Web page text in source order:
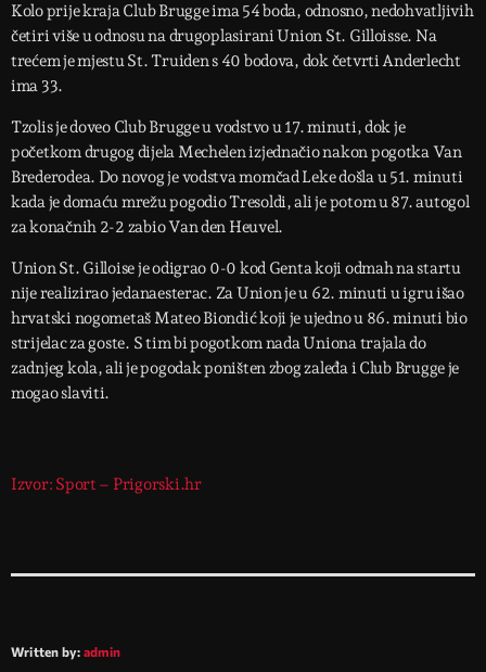
Kolo prije kraja Club Brugge ima 54 boda, odnosno, nedohvatljivih
četiri više u odnosu na drugoplasirani Union St. Gilloisse. Na
trećem je mjestu St. Truiden s 40 bodova, dok četvrti Anderlecht
ima 33.
Tzolis je doveo Club Brugge u vodstvo u 17. minuti, dok je
početkom drugog dijela Mechelen izjednačio nakon pogotka Van
Brederodea. Do novog je vodstva momčad Leke došla u 51. minuti
kada je domaću mrežu pogodio Tresoldi, ali je potom u 87. autogol
za konačnih 2-2 zabio Van den Heuvel.
Union St. Gilloise je odigrao 0-0 kod Genta koji odmah na startu
nije realizirao jedanaesterac. Za Union je u 62. minuti u igru išao
hrvatski nogometaš Mateo Biondić koji je ujedno u 86. minuti bio
strijelac za goste. S tim bi pogotkom nada Uniona trajala do
zadnjeg kola, ali je pogodak poništen zbog zaleđa i Club Brugge je
mogao slaviti.
Izvor: Sport – Prigorski.hr
Written by: admin